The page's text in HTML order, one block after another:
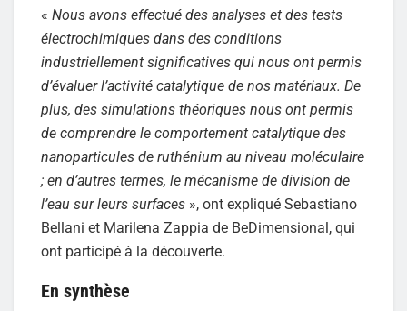
« Nous avons effectué des analyses et des tests
électrochimiques dans des conditions
industriellement significatives qui nous ont permis
d’évaluer l’activité catalytique de nos matériaux. De
plus, des simulations théoriques nous ont permis
de comprendre le comportement catalytique des
nanoparticules de ruthénium au niveau moléculaire
; en d’autres termes, le mécanisme de division de
l’eau sur leurs surfaces », ont expliqué Sebastiano
Bellani et Marilena Zappia de BeDimensional, qui
ont participé à la découverte.
En synthèse